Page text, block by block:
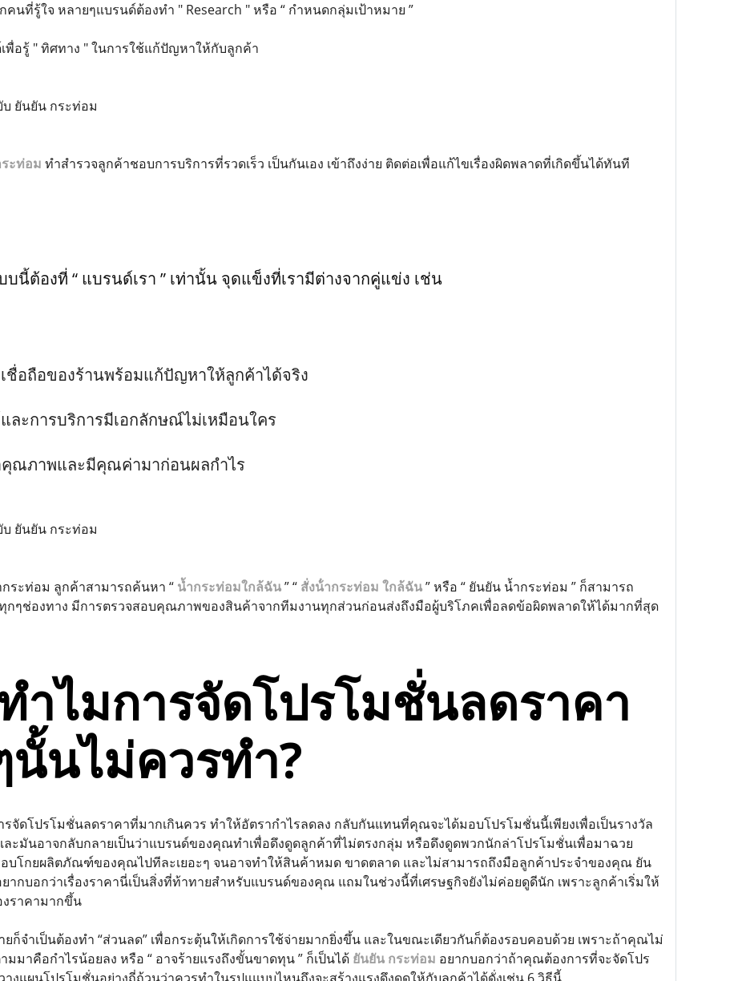
คนที่รู้ใจ หลายๆแบรนด์ต้องทำ " Research " หรือ “ กำหนดกลุ่มเป้าหมาย ”
พื่อรู้ " ทิศทาง " ในการใช้แก้ปัญหาให้กับลูกค้า
ยันยัน กระท่อม
ะท่อม ทำสำรวจลูกค้าชอบการบริการที่รวดเร็ว เป็นกันเอง เข้าถึงง่าย ติดต่อเพื่อแก้ไขเรื่องผิดพลาดที่เกิดขึ้นได้ทันที
บนี้ต้องที่ “ แบรนด์เรา ” เท่านั้น จุดแข็งที่เรามีต่างจากคู่แข่ง เช่น
ชื่อถือของร้านพร้อมแก้ปัญหาให้ลูกค้าได้จริง
ละการบริการมีเอกลักษณ์ไม่เหมือนใคร
คุณภาพและมีคุณค่ามาก่อนผลกำไร
ยันยัน กระท่อม
ระท่อม ลูกค้าสามารถค้นหา “ น้ำกระท่อมใกล้ฉัน” “ สั่งน้ํากระท่อม ใกล้ฉัน” หรือ “ ยันยัน น้ำกระท่อม ” ก็สามารถ
กๆช่องทาง มีการตรวจสอบคุณภาพของสินค้าจากทีมงานทุกส่วนก่อนส่งถึงมือผู้บริโภคเพื่อลดข้อผิดพลาดให้ได้มากที่สุด
ำไมการจัดโปรโมชั่นลดราคา
นั้นไม่ควรทำ?
รจัดโปรโมชั่นลดราคาที่มากเกินควร ทำให้อัตรากำไรลดลง กลับกันแทนที่คุณจะได้มอบโปรโมชั่นนี้เพียงเพื่อเป็นรางวัล
ละมันอาจกลับกลายเป็นว่าแบรนด์ของคุณทำเพื่อดึงดูดลูกค้าที่ไม่ตรงกลุ่ม หรือดึงดูดพวกนักล่าโปรโมชั่นเพื่อมาฉวย
บโกยผลิตภัณฑ์ของคุณไปทีละเยอะๆ จนอาจทำให้สินค้าหมด ขาดตลาด และไม่สามารถถึงมือลูกค้าประจำของคุณ ยัน
ากบอกว่าเรื่องราคานี่เป็นสิ่งที่ท้าทายสำหรับแบรนด์ของคุณ แถมในช่วงนี้ที่เศรษฐกิจยังไม่ค่อยดูดีนัก เพราะลูกค้าเริ่มให้
งราคามากขึ้น
ยก็จำเป็นต้องทำ “ส่วนลด” เพื่อกระตุ้นให้เกิดการใช้จ่ายมากยิ่งขึ้น และในขณะเดียวกันก็ต้องรอบคอบด้วย เพราะถ้าคุณไม่
มมาคือกำไรน้อยลง หรือ “ อาจร้ายแรงถึงขั้นขาดทุน ” ก็เป็นได้ ยันยัน กระท่อม อยากบอกว่าถ้าคุณต้องการที่จะจัดโปร